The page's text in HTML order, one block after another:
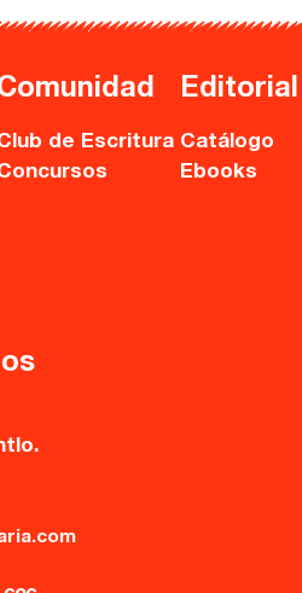
de Escritura
Editorial
Catálogo
Ebooks